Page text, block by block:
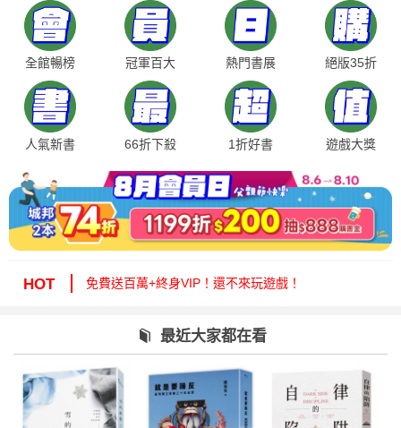
全館暢榜 冠軍百大 熱門書展 絕版35折
人氣新書 66折下殺 1折好書 遊戲大獎
HOT
絕版35折，年度唯一！快來周年慶逛逛！
周年慶1折起！滿額再減15%送6折券！
最近大家都在看